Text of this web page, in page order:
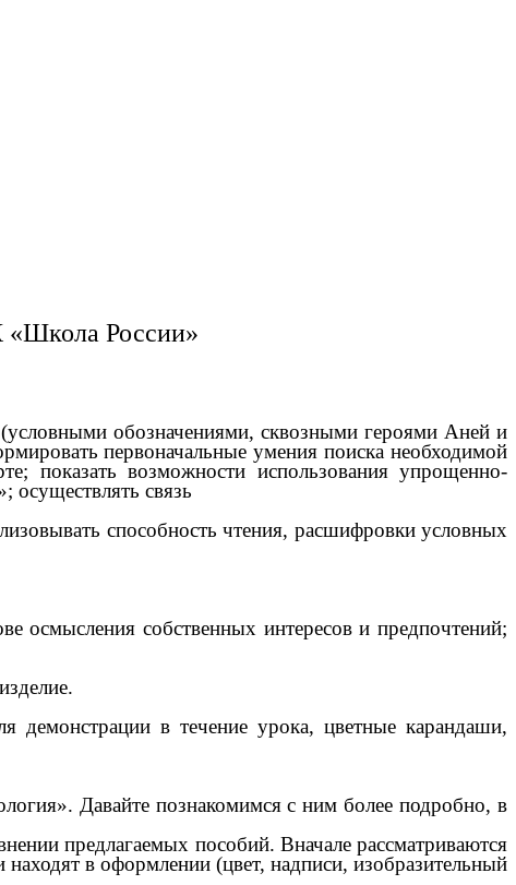
«Школа России»
обозначениями, сквозными героями Аней и
первоначальные умения поиска необходимой
показать возможности использования упрощенно-
осуществлять связь
способность чтения, расшифровки условных
осмысления собственных интересов и предпочтений;
демонстрации в течение урока, цветные карандаши,
Давайте познакомимся с ним более подробно, в
предлагаемых пособий. Вначале рассматриваются
в оформлении (цвет, надписи, изобразительный